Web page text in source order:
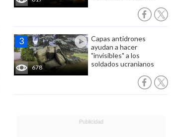
678
Capas antidrones
ayudan a hacer
"invisibles" a los
soldados ucranianos